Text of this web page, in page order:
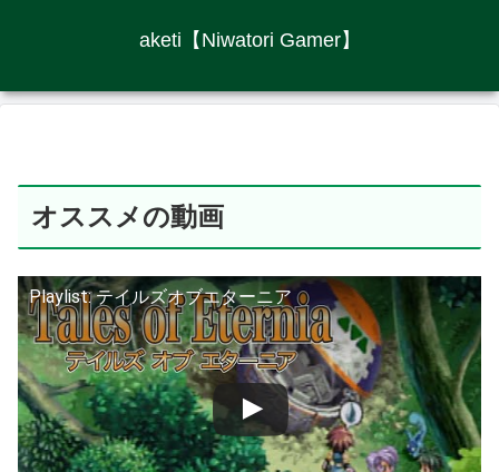
aketi【Niwatori Gamer】
オススメの動画
Playlist: テイルズオブエターニア